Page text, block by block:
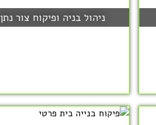
ניהול בניה ופיקוח צור נתן